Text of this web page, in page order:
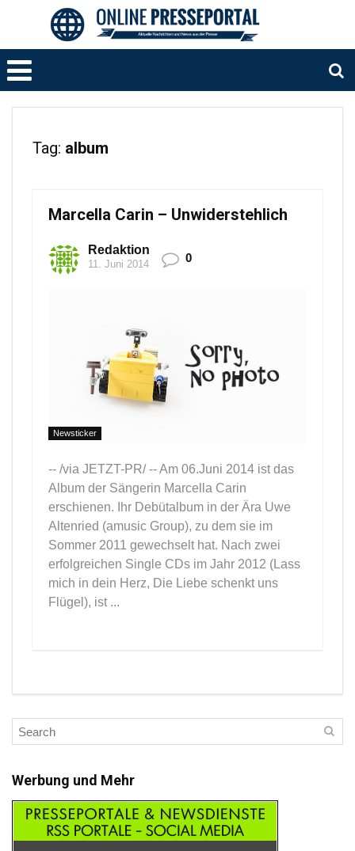
Tag: album
Marcella Carin – Unwiderstehlich
Redaktion
11. Juni 2014 0
Newsticker
-- /via JETZT-PR/ -- Am 06.Juni 2014 ist das
Album der Sängerin Marcella Carin
erschienen. Ihr Debütalbum in der Ära Uwe
Altenried (amusic Group), zu dem sie im
Sommer 2011 gewechselt hat. Nach zwei
erfolgreichen Single CDs im Jahr 2012 (Lass
mich in dein Herz, Die Liebe schenkt uns
Flügel), ist ...
Werbung und Mehr